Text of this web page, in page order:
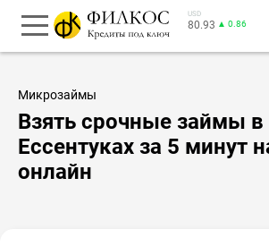
USD
80.93 ▲ 0.86
Микрозаймы
Взять срочные займы в
Ессентуках за 5 минут
онлайн